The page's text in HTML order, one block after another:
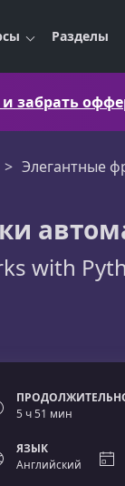
Разделы
и забрать
Элегантные
with
5 ч 51 мин
ЯЗЫК
Английский